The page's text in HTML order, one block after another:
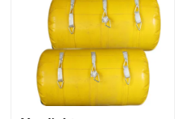
Startseite
Produkte
Videos